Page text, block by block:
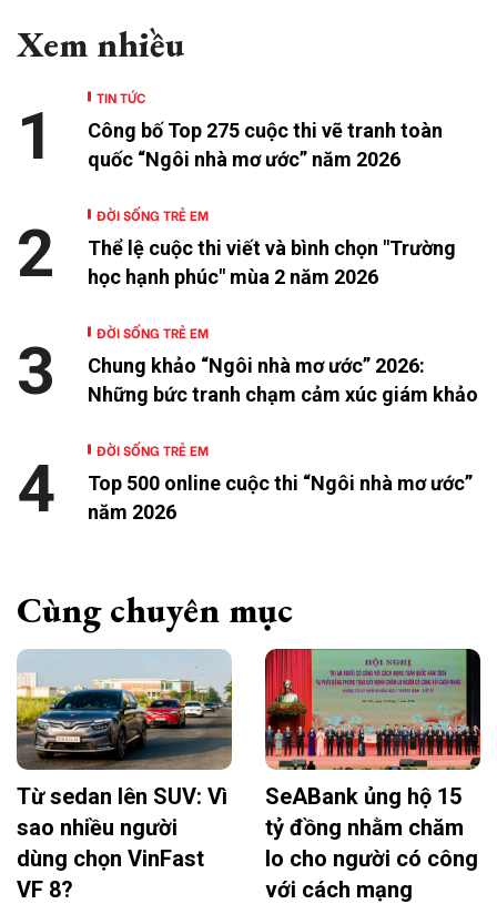
Xem nhiều
TIN TỨC
Công bố Top 275 cuộc thi vẽ tranh toàn
quốc “Ngôi nhà mơ ước” năm 2026
1
ĐỜI SỐNG TRẺ EM
Thể lệ cuộc thi viết và bình chọn "Trường
học hạnh phúc" mùa 2 năm 2026
2
ĐỜI SỐNG TRẺ EM
Chung khảo “Ngôi nhà mơ ước” 2026:
Những bức tranh chạm cảm xúc giám khảo
3
ĐỜI SỐNG TRẺ EM
Top 500 online cuộc thi “Ngôi nhà mơ ước”
năm 2026
4
Cùng chuyên mục
Từ sedan lên SUV: Vì
sao nhiều người
dùng chọn VinFast
VF 8?
SeABank ủng hộ 15
tỷ đồng nhằm chăm
lo cho người có công
với cách mạng